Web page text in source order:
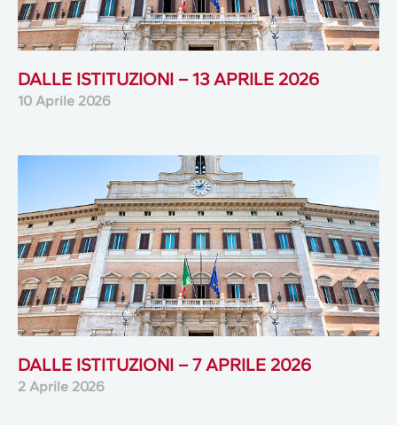
DALLE ISTITUZIONI – 13 APRILE 2026
10 Aprile 2026
DALLE ISTITUZIONI – 7 APRILE 2026
2 Aprile 2026